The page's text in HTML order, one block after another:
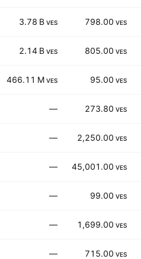
3.78 B VES 798.00 VES
2.14 B VES 805.00 VES
466.11 M VES 95.00 VES
— 273.80 VES
— 2,250.00 VES
— 45,001.00 VES
— 99.00 VES
— 1,699.00 VES
— 715.00 VES